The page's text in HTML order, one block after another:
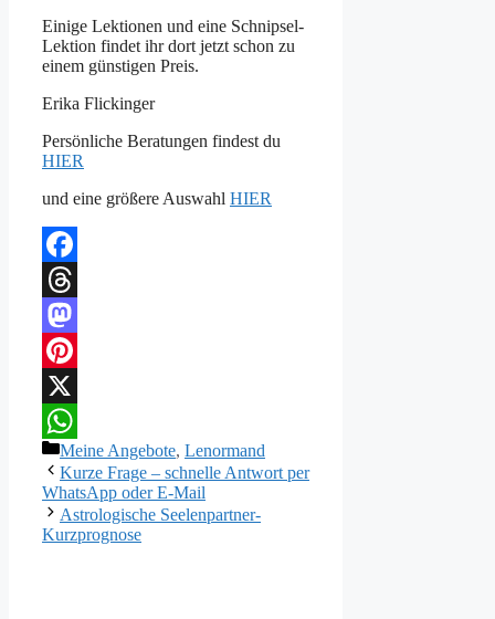
Einige Lektionen und eine Schnipsel-
Lektion findet ihr dort jetzt schon zu
einem günstigen Preis.
Erika Flickinger
Persönliche Beratungen findest du
HIER
und eine größere Auswahl HIER
Facebook
Threads
Mastodon
Pinterest
X
WhatsApp
Kategorien
Meine Angebote, Lenormand
Kurze Frage – schnelle Antwort per
WhatsApp oder E-Mail
Astrologische Seelenpartner-
Kurzprognose